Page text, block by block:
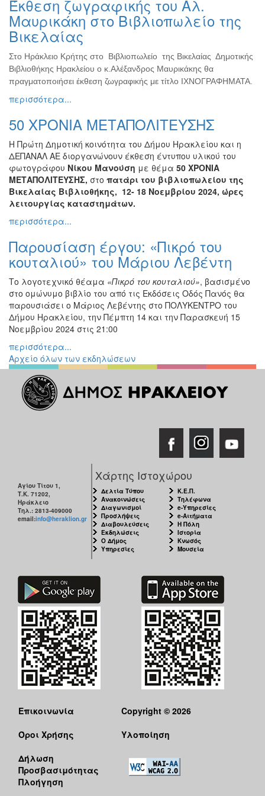
Ζωγραφική
Φωτογραφία
Τραγούδι
Μουσική
Κινηματογράφος
Χορός
Θέατρο
Ειδών
Συνέδρια
Ημερίδες
-
Διημερίδες
Σεμινάρια-
Ομιλίες
Διάφορες
Εκθέσεις
Εκδηλώσεις
για
Παιδιά
Άλλες
Εκδηλώσεις
ΠΟΛΙΤΙΣΜΟΣ
ΑΝΘΕΚΤΙΚΗ
ΠΟΛΗ
Έκθεση ζωγραφικής του Αλ.
Μαυρικάκη στο Βιβλιοπωλείο της
Βικελαίας
Στο Ηράκλειο Κρήτης στο Βιβλιοπωλείο της Βικελαίας Δημοτικής
Βιβλιοθήκης Ηρακλείου ο κ.Αλέξανδρος Μαυρικάκης θα
πραγματοποιήσει έκθεση ζωγραφικής με τίτλο ΙΧΝΟΓΡΑΦΗΜΑΤΑ.
περισσότερα...
50 ΧΡΟΝΙΑ ΜΕΤΑΠΟΛΙΤΕΥΣΗΣ
Η Πρώτη Δημοτική κοινότητα του Δήμου Ηρακλείου και η
ΔΕΠΑΝΑΛ ΑΕ διοργανώνουν έκθεση έντυπου υλικού του
φωτογράφου Νίκου Μανούση με θέμα 50 ΧΡΟΝΙΑ
ΜΕΤΑΠΟΛΙΤΕΥΣΗΣ, στο πατάρι του βιβλιοπωλείου της
Βικελαίας Βιβλιοθήκης, 12- 18 Νοεμβρίου 2024, ώρες
λειτουργίας καταστημάτων.
περισσότερα...
Παρουσίαση έργου: «Πικρό του
κουταλιού» του Μάριου Λεβέντη
Το λογοτεχνικό θέαμα «Πικρό του κουταλιού», βασισμένο
στο ομώνυμο βιβλίο του από τις Εκδόσεις Οδός Πανός θα
παρουσιάσει ο Μάριος Λεβέντης στο ΠΟΛΥΚΕΝΤΡΟ του
Δήμου Ηρακλείου, την Πέμπτη 14 και την Παρασκευή 15
Νοεμβρίου 2024 στις 21:00
περισσότερα...
Αρχείο όλων των εκδηλώσεων
Αγίου Τίτου 1,
Τ.Κ. 71202,
Ηράκλειο
Τηλ.: 2813-409000
email:info@heraklion.gr
Χάρτης Ιστοχώρου
Δελτία Τύπου
Ανακοινώσεις
Διαγωνισμοί
Προσλήψεις
Διαβουλεύσεις
Εκδηλώσεις
Ο Δήμος
Υπηρεσίες
Κ.Ε.Π.
Τηλέφωνα
e-Υπηρεσίες
e-Αιτήματα
Η Πόλη
Ιστορία
Κνωσός
Μουσεία
Επικοινωνία
Όροι Χρήσης
Δήλωση
Προσβασιμότητας
Πλοήγηση
Copyright © 2026
Υλοποίηση